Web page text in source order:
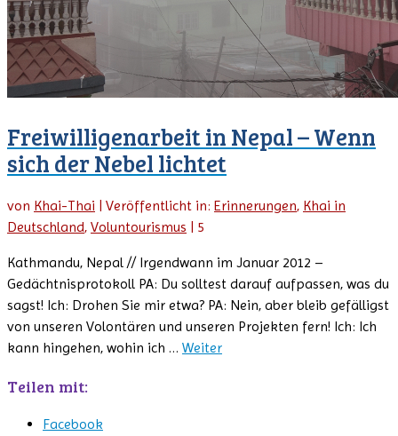
Freiwilligenarbeit in Nepal – Wenn
sich der Nebel lichtet
von Khai-Thai | Veröffentlicht in: Erinnerungen, Khai in
Deutschland, Voluntourismus | 5
Kathmandu, Nepal // Irgendwann im Januar 2012 –
Gedächtnisprotokoll PA: Du solltest darauf aufpassen, was du
sagst! Ich: Drohen Sie mir etwa? PA: Nein, aber bleib gefälligst
von unseren Volontären und unseren Projekten fern! Ich: Ich
kann hingehen, wohin ich … Weiter
Teilen mit:
Facebook